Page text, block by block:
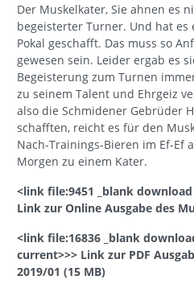
Der Muskelkater, Sie ahnen es
begeisterter Turner. Und hat es
Pokal geschafft. Das muss so
gewesen sein. Leider ergab es
Begeisterung zum Turnen
zu seinem Talent und Ehrgeiz
also die Schmidener Gebrüder
schafften, reicht es für den
Nach-Trainings-Bieren im Ef-Ef
Morgen zu einem Kater.
<link file:9451 _blank
Link zur Online Ausgabe des
<link file:16836 _blank
current>>> Link zur PDF
2019/01 (15 MB)